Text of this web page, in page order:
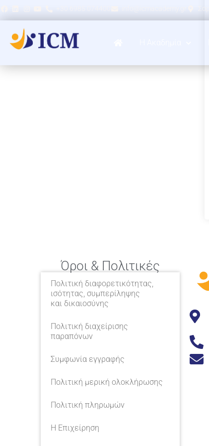
Όροι & Πολιτικές
Πολιτική διαφορετικότητας,
ισότητας, συμπερίληψης
και δικαιοσύνης
Πολιτική διαχείρισης
παραπόνων
Συμφωνία εγγραφής
Πολιτική μερική ολοκλήρωσης
Πολιτική πληρωμών
Η Επιχείρηση